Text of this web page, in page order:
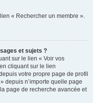
« Rechercher un membre ».
et sujets ?
sur le lien « Voir vos
cliquant sur le lien
votre propre page de profil
depuis n’importe quelle page
page de recherche avancée et